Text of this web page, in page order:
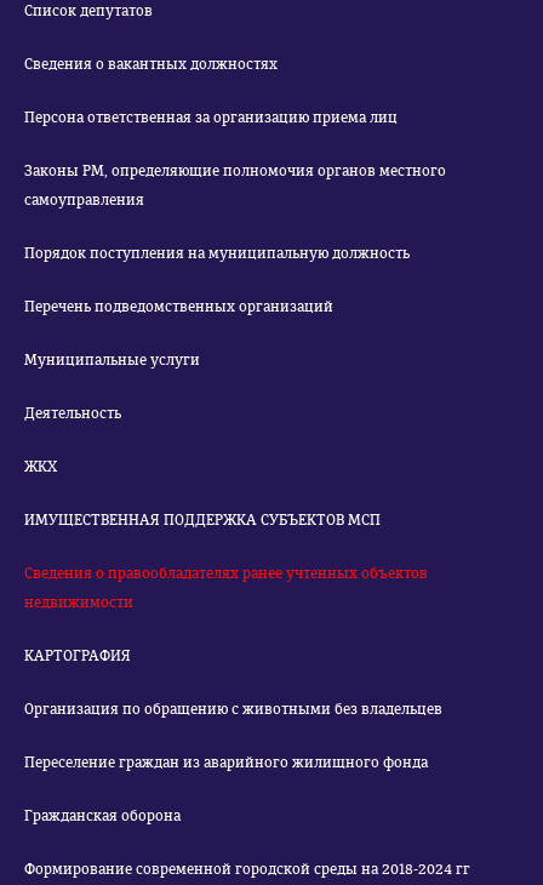
Список депутатов
Сведения о вакантных должностях
Персона ответственная за организацию приема лиц
Законы РМ, определяющие полномочия органов местного
самоуправления
Порядок поступления на муниципальную должность
Перечень подведомственных организаций
Муниципальные услуги
Деятельность
ЖКХ
ИМУЩЕСТВЕННАЯ ПОДДЕРЖКА СУБЪЕКТОВ МСП
Сведения о правообладателях ранее учтенных объектов
недвижимости
КАРТОГРАФИЯ
Организация по обращению с животными без владельцев
Переселение граждан из аварийного жилищного фонда
Гражданская оборона
Формирование современной городской среды на 2018-2024 гг